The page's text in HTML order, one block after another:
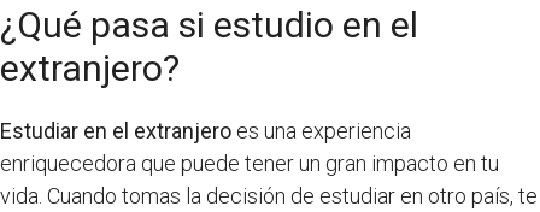
¿Qué pasa si estudio en el
extranjero?
Estudiar en el extranjero es una experiencia
enriquecedora que puede tener un gran impacto en tu
vida. Cuando tomas la decisión de estudiar en otro país, te